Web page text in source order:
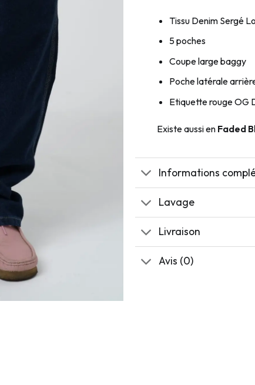
Tissu Denim Sergé
5 poches
Coupe large baggy
Poche latérale
Etiquette rouge OG
Existe aussi en Faded
Informations
Lavage
Livraison
Avis (0)